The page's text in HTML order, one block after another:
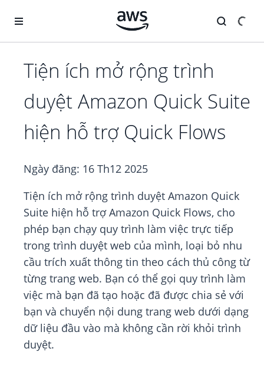
Tiện ích mở rộng trình
duyệt Amazon Quick Suite
hiện hỗ trợ Quick Flows
Ngày đăng: 16 Th12 2025
Tiện ích mở rộng trình duyệt Amazon Quick
Suite hiện hỗ trợ Amazon Quick Flows, cho
phép bạn chạy quy trình làm việc trực tiếp
trong trình duyệt web của mình, loại bỏ nhu
cầu trích xuất thông tin theo cách thủ công từ
từng trang web. Bạn có thể gọi quy trình làm
việc mà bạn đã tạo hoặc đã được chia sẻ với
bạn và chuyển nội dung trang web dưới dạng
dữ liệu đầu vào mà không cần rời khỏi trình
duyệt.